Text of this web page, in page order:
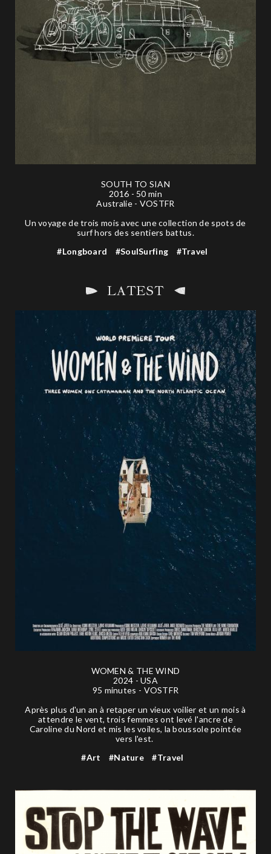
SOUTH TO SIAN
2016 - 50 min
Australie - VOSTFR
Un voyage de trois mois avec une collection de spots de
surf hors des sentiers battus.
#Longboard
#SoulSurfing #Travel
LATEST
WOMEN & THE WIND
2024 - USA
95 minutes - VOSTFR
Après plus d'un an à retaper un vieux voilier et un mois à
attendre le vent, trois femmes ont levé l'ancre de
Caroline du Nord et mis les voiles, la boussole pointée
vers l'est.
#Art
#Nature #Travel